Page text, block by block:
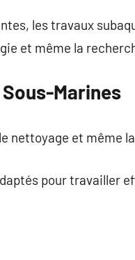
les travaux
et même la
Marines
nettoyage et même
pour travailler